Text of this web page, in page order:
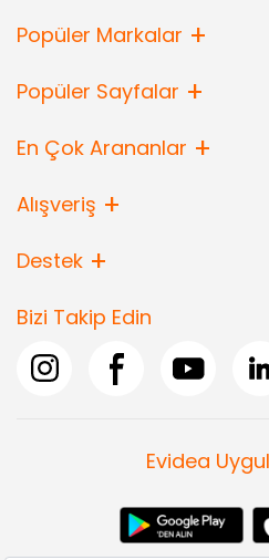
Popüler Markalar
Popüler Sayfalar
En Çok Arananlar
Alışveriş
Destek
Bizi Takip Edin
Evidea